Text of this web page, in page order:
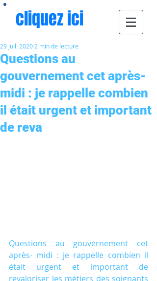
cliquez ici
Questions au
gouvernement cet après-
midi : je rappelle combien
il était urgent et important
de reva
29 juil. 2020 2 min de lecture
Questions au gouvernement cet
après- midi : je rappelle combien il
était urgent et important de
revaloriser les métiers des soignants